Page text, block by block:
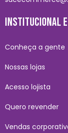
INSTITUCIONAL
Conheça a gente
Nossas lojas
Acesso lojista
Quero revender
Vendas